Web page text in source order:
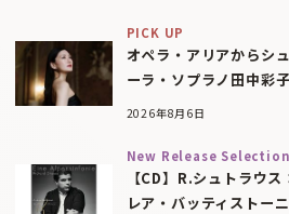
PICK UP
オペラ・アリアからシ
ーラ・ソプラノ田中彩
2026年8月6日
New Release Selection
【CD】R.シュトラウ
レア・バッティストー